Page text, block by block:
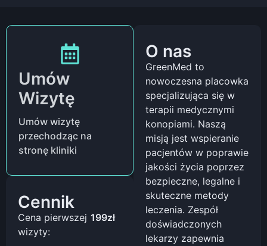
O nas
GreenMed to
nowoczesna placowka
specjalizująca się w
terapii medycznymi
konopiami. Naszą
misją jest wspieranie
pacjentów w poprawie
jakości życia poprzez
bezpieczne, legalne i
skuteczne metody
leczenia. Zespół
doświadczonych
lekarzy zapewnia
Umów
Wizytę
Umów wizytę
przechodząc na
stronę kliniki
Cennik
Cena pierwszej
wizyty:
199zł